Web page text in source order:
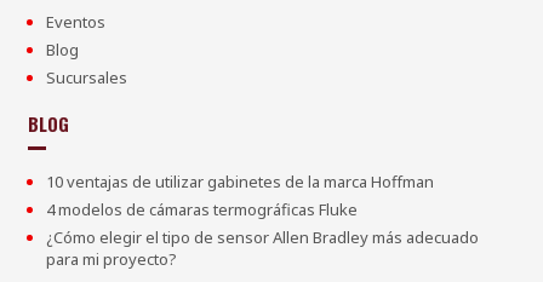
Eventos
Blog
Sucursales
BLOG
10 ventajas de utilizar gabinetes de la marca Hoffman
4 modelos de cámaras termográficas Fluke
¿Cómo elegir el tipo de sensor Allen Bradley más adecuado
para mi proyecto?